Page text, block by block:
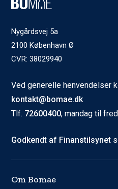
Nygårdsvej 5a
2100 København Ø
CVR: 38029940
Ved generelle henvendelser
kontakt@bomae.dk
Tlf. 72600400, mandag til
Godkendt af Finanstilsynet
Om Bomae